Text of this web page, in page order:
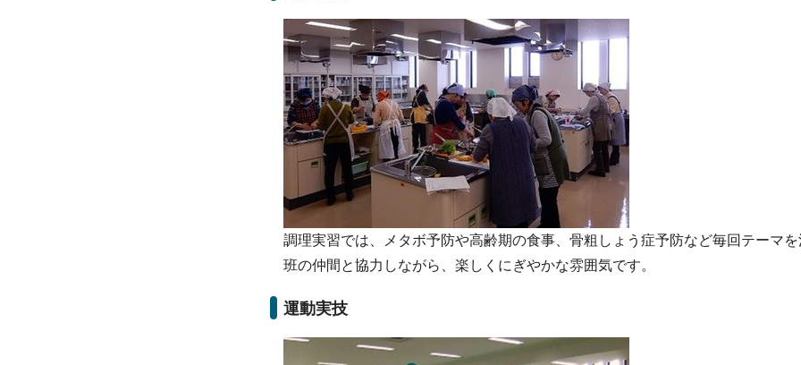
調理実習では、メタボ予防や高齢期の食事、骨粗しょう症予防など毎回テーマ
班の仲間と協力しながら、楽しくにぎやかな雰囲気です。
運動実技